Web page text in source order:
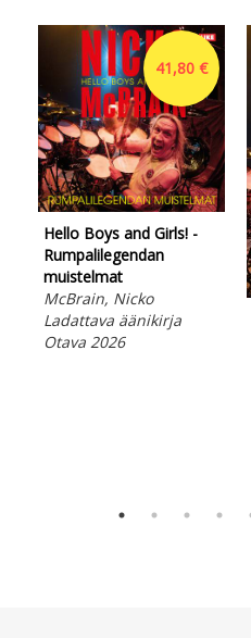
41,80 €
Hello Boys and Girls! -
Rumpalilegendan
muistelmat
McBrain, Nicko
Ladattava äänikirja
Otava 2026